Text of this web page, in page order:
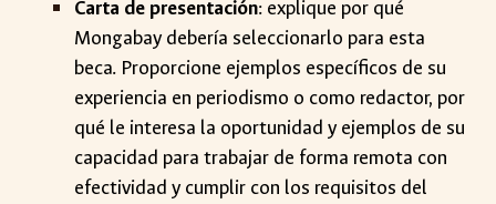
Carta de presentación: explique por qué
Mongabay debería seleccionarlo para esta
beca. Proporcione ejemplos específicos de su
experiencia en periodismo o como redactor, por
qué le interesa la oportunidad y ejemplos de su
capacidad para trabajar de forma remota con
efectividad y cumplir con los requisitos del